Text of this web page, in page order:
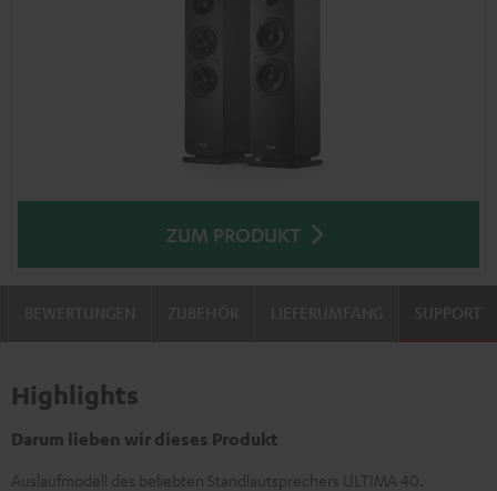
ZUM PRODUKT
SUPPORT
Highlights
Darum lieben wir dieses Produkt
Auslaufmodell des beliebten Standlautsprechers ULTIMA 40.